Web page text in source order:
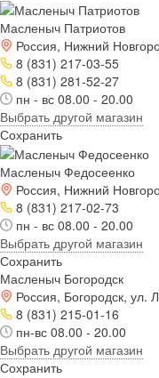
Масленыч Патриотов
Россия, Нижний
8 (831) 217-03-55
8 (831) 281-52-27
пн - вс 08.00 - 20.00
Выбрать другой магазин
Сохранить
Масленыч Федосеенко
Россия, Нижний
8 (831) 217-02-73
пн - вс 08.00 - 20.00
Выбрать другой магазин
Сохранить
Масленыч Богородск
Россия, Богородск, ул.
8 (831) 215-01-16
пн-вс 08.00 - 20.00
Выбрать другой магазин
Сохранить